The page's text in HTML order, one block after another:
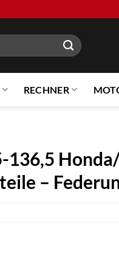
RECHNER
136,5
–